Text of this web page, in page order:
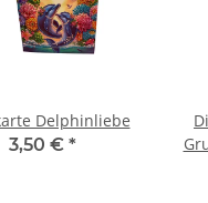
Delphinliebe
3,50 € *